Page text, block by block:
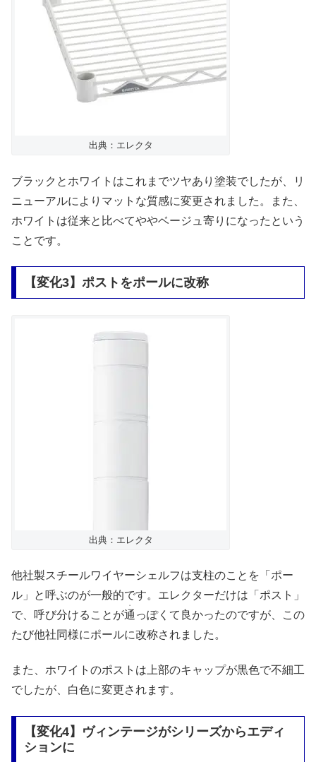
出典：エレクタ
ブラックとホワイトはこれまでツヤあり塗装でしたが、リ
ニューアルによりマットな質感に変更されました。また、
ホワイトは従来と比べてややベージュ寄りになったという
ことです。
【変化3】ポストをポールに改称
出典：エレクタ
他社製スチールワイヤーシェルフは支柱のことを「ポー
ル」と呼ぶのが一般的です。エレクターだけは「ポスト」
で、呼び分けることが通
・
っぽくて良かったのですが、この
たび他社同様にポールに改称されました。
また、ホワイトのポストは上部のキャップが黒色で不細工
でしたが、白色に変更されます。
【変化4】ヴィンテージがシリーズからエディ
ションに